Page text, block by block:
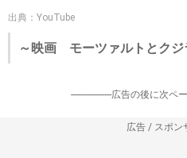
出典：YouTube
～映画 モーツァルトとクジ
-----------------広告の後に次ペ
広告 / スポン